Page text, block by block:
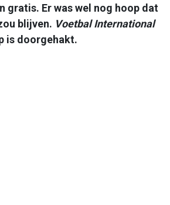
gratis. Er was wel nog hoop dat
blijven. Voetbal International
is doorgehakt.